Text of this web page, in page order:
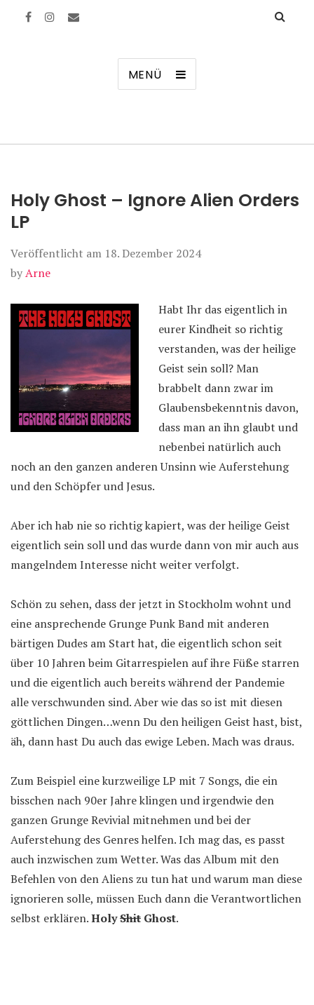
MENÜ
Holy Ghost – Ignore Alien Orders
LP
Veröffentlicht am 18. Dezember 2024
byArne
Habt Ihr das eigentlich in
eurer Kindheit so richtig
verstanden, was der heilige
Geist sein soll? Man
brabbelt dann zwar im
Glaubensbekenntnis davon,
dass man an ihn glaubt und
nebenbei natürlich auch
noch an den ganzen anderen Unsinn wie Auferstehung
und den Schöpfer und Jesus.
Aber ich hab nie so richtig kapiert, was der heilige Geist
eigentlich sein soll und das wurde dann von mir auch aus
mangelndem Interesse nicht weiter verfolgt.
Schön zu sehen, dass der jetzt in Stockholm wohnt und
eine ansprechende Grunge Punk Band mit anderen
bärtigen Dudes am Start hat, die eigentlich schon seit
über 10 Jahren beim Gitarrespielen auf ihre Füße starren
und die eigentlich auch bereits während der Pandemie
alle verschwunden sind. Aber wie das so ist mit diesen
göttlichen Dingen…wenn Du den heiligen Geist hast, bist,
äh, dann hast Du auch das ewige Leben. Mach was draus.
Zum Beispiel eine kurzweilige LP mit 7 Songs, die ein
bisschen nach 90er Jahre klingen und irgendwie den
ganzen Grunge Revivial mitnehmen und bei der
Auferstehung des Genres helfen. Ich mag das, es passt
auch inzwischen zum Wetter. Was das Album mit den
Befehlen von den Aliens zu tun hat und warum man diese
ignorieren solle, müssen Euch dann die Verantwortlichen
selbst erklären.HolyShit Ghost.